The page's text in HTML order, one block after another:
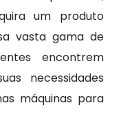
um produto
vasta gama de
encontrem
necessidades
máquinas para